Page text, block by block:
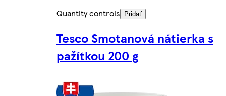
Quantity controls
Pridať
Tesco Smotanová nátierka s
pažítkou 200 g